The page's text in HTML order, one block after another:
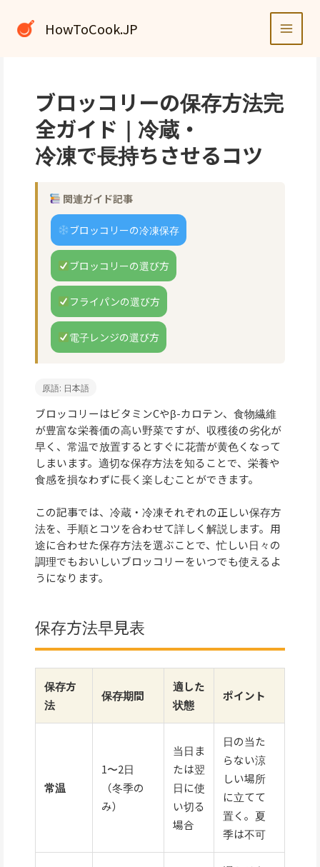
HowToCook.JP
ブロッコリーの保存方法完
全ガイド｜冷蔵・
冷凍で長持ちさせるコツ
関連ガイド記事
ブロッコリーの冷凍保存
ブロッコリーの選び方
フライパンの選び方
電子レンジの選び方
原語: 日本語
ブロッコリーはビタミンCやβ-カロテン、食物繊維
が豊富な栄養価の高い野菜ですが、収穫後の劣化が
早く、常温で放置するとすぐに花蕾が黄色くなって
しまいます。適切な保存方法を知ることで、栄養や
食感を損なわずに長く楽しむことができます。
この記事では、冷蔵・冷凍それぞれの正しい保存方
法を、手順とコツを合わせて詳しく解説します。用
途に合わせた保存方法を選ぶことで、忙しい日々の
調理でもおいしいブロッコリーをいつでも使えるよ
うになります。
保存方法早見表
保存方
法
保存期間
適した
状態
ポイント
常温
1〜2日
（冬季の
み）
当日ま
たは翌
日に使
い切る
場合
日の当た
らない涼
しい場所
に立てて
置く。夏
季は不可